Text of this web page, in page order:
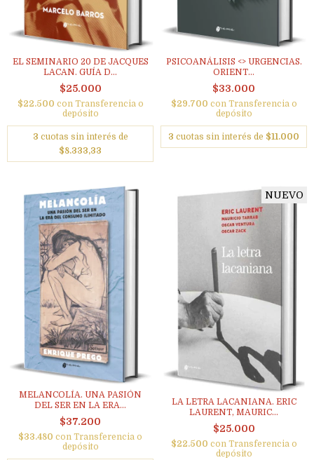
EL SEMINARIO 20 DE JACQUES
LACAN. GUÍA D...
$25.000
$22.500 con Transferencia o
depósito
3 cuotas sin interés de
$8.333,33
PSICOANÁLISIS <> URGENCIAS.
ORIENT...
$33.000
$29.700 con Transferencia o
depósito
3 cuotas sin interés de $11.000
MELANCOLÍA. UNA PASIÓN
DEL SER EN LA ERA...
$37.200
$33.480 con Transferencia o
depósito
NUEVO
LA LETRA LACANIANA. ERIC
LAURENT, MAURIC...
$25.000
$22.500 con Transferencia o
depósito